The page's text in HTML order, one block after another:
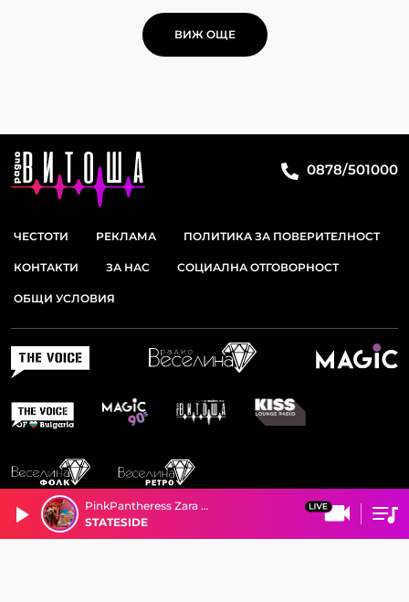
PinkPantheress Zara Larsson
STATESIDE
ВИЖ ОЩЕ
0878/501000
ЧЕСТОТИ РЕКЛАМА ПОЛИТИКА ЗА ПОВЕРИТЕЛНОСТ
КОНТАКТИ ЗА НАС СОЦИАЛНА ОТГОВОРНОСТ
ОБЩИ УСЛОВИЯ